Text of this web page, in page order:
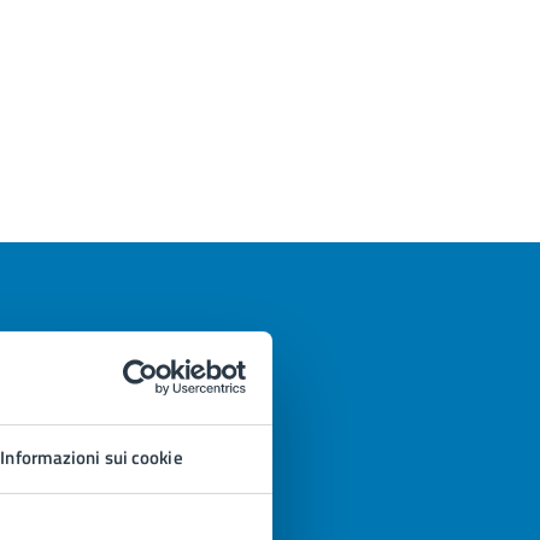
Informazioni sui cookie